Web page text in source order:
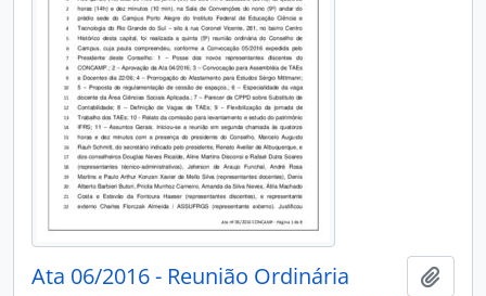
Ata 06/2016 - Reunião Ordinária